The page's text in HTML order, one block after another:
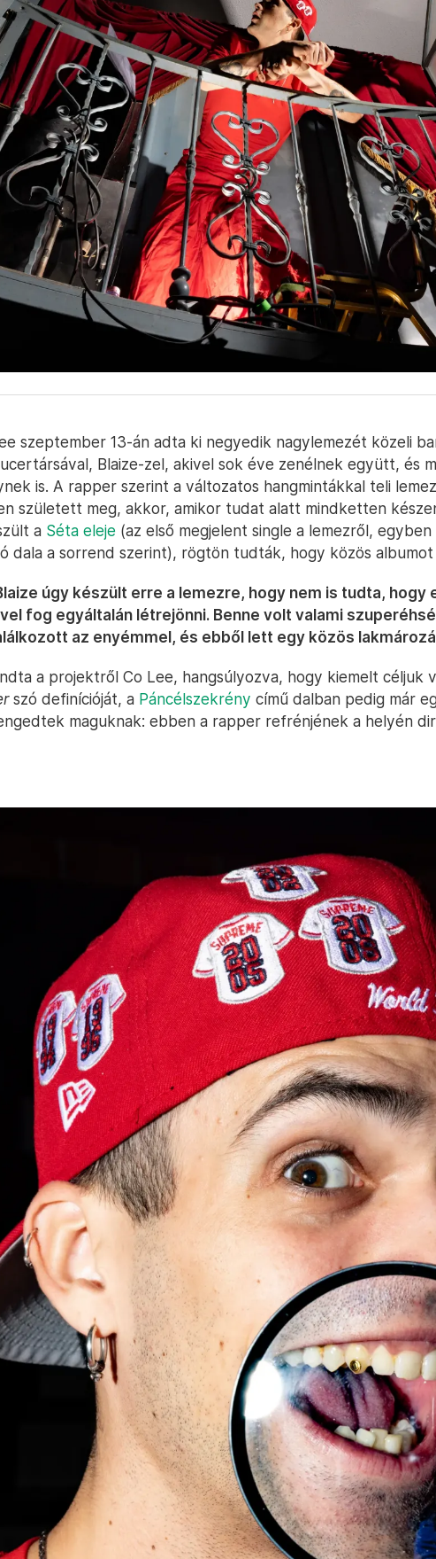
szeptember 13-án adta ki negyedik nagylemezét közeli
Blaize-zel, akivel sok éve zenélnek együtt, és
is. A rapper szerint a változatos hangmintákkal teli
született meg, akkor, amikor tudat alatt mindketten
a Séta eleje (az első megjelent single a lemezről, egyben
dala a sorrend szerint), rögtön tudták, hogy közös albumot
úgy készült erre a lemezre, hogy nem is tudta, hogy
fog egyáltalán létrejönni. Benne volt valami
az enyémmel, és ebből lett egy közös
a projektről Co Lee, hangsúlyozva, hogy kiemelt céljuk
szó definícióját, a Páncélszekrény című dalban pedig már
maguknak: ebben a rapper refrénjének a helyén